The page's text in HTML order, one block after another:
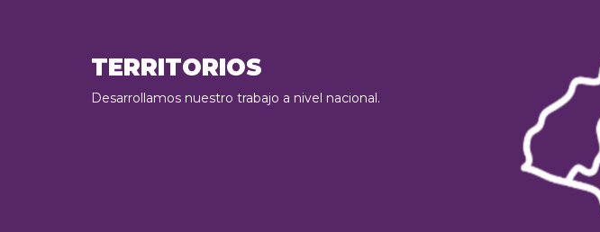
TERRITORIOS
Desarrollamos nuestro trabajo a nivel nacional.